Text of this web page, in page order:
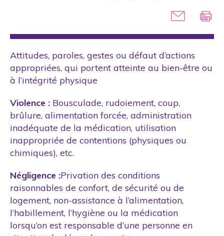
Attitudes, paroles, gestes ou défaut d’actions
appropriées, qui portent atteinte au bien-être ou
à l’intégrité physique
Violence : Bousculade, rudoiement, coup,
brûlure, alimentation forcée, administration
inadéquate de la médication, utilisation
inappropriée de contentions (physiques ou
chimiques), etc.
Négligence :Privation des conditions
raisonnables de confort, de sécurité ou de
logement, non-assistance à l’alimentation,
l’habillement, l’hygiène ou la médication
lorsqu’on est responsable d’une personne en